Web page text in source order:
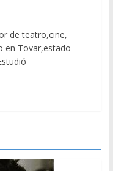
de teatro,cine,
en Tovar,estado